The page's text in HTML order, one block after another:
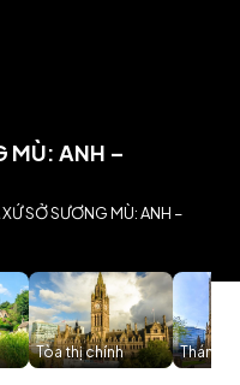
MÙ: ANH –
SỞ SƯƠNG MÙ: ANH –
Tòa thị chính Thánh